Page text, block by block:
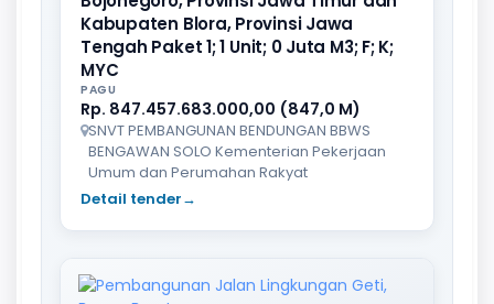
Kabupaten Blora, Provinsi Jawa
Tengah Paket 1; 1 Unit; 0 Juta M3; F; K;
MYC
PAGU
Rp. 847.457.683.000,00 (847,0 M)
SNVT PEMBANGUNAN BENDUNGAN BBWS
BENGAWAN SOLO Kementerian Pekerjaan
Umum dan Perumahan Rakyat
Detail tender→